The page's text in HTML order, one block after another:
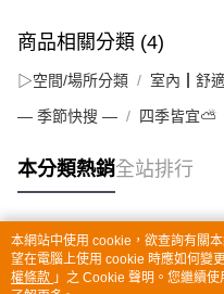
商品相關分類 (4)
▷空間/場所分類 室內┃舒
— 季節快搜 — 四季皆宜⛅
本分類熱銷全站排行
熱門標籤
本網站中使用 cookie，欲查詢有關
望在電腦上使用 cookie 時應如何變
權條款 」之 Cookie 聲明。您繼續